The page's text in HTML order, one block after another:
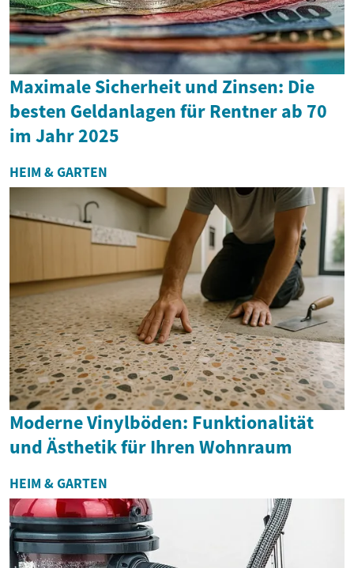
Maximale Sicherheit und Zinsen: Die
besten Geldanlagen für Rentner ab 70
im Jahr 2025
HEIM & GARTEN
Moderne Vinylböden: Funktionalität
und Ästhetik für Ihren Wohnraum
HEIM & GARTEN